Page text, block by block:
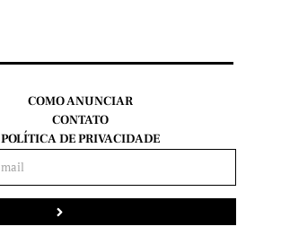
COMO ANUNCIAR
CONTATO
POLÍTICA DE PRIVACIDADE